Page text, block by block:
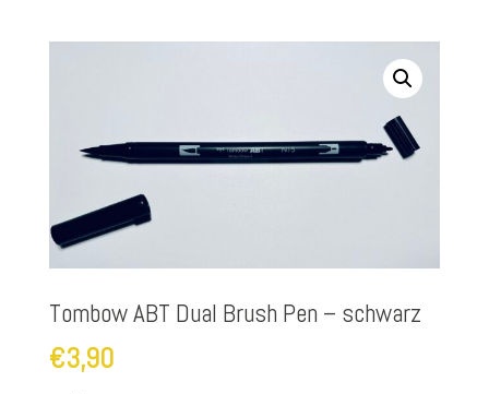
Tombow ABT Dual Brush Pen – schwarz
€3,90